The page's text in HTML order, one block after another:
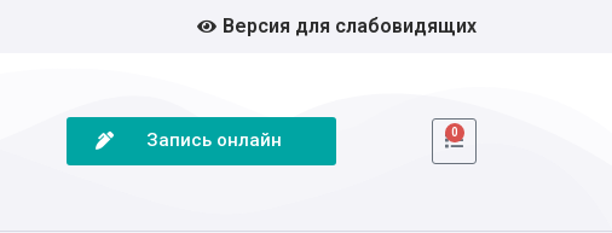
Версия для слабовидящих
Запись онлайн 0